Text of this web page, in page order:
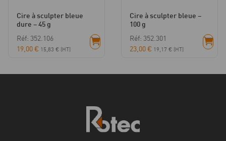
Cire à sculpter bleue
dure – 45 g
Réf: 352.106
19,00€ 15,83 € (HT)
Cire à sculpter bleue –
100 g
Réf: 352.301
23,00€ 19,17 € (HT)